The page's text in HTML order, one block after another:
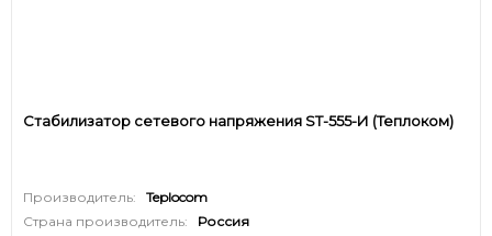
Стабилизатор сетевого напряжения ST-555-И (Теплоком)
Производитель:
Teplocom
Страна производитель:
Россия